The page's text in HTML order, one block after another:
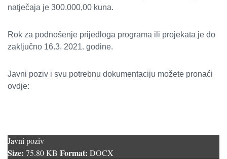
natječaja je 300.000,00 kuna.
Rok za podnošenje prijedloga programa ili projekata je do
zaključno 16.3. 2021. godine.
Javni poziv i svu potrebnu dokumentaciju možete pronaći
ovdje:
Javni poziv
Size: 75.80 KB Format: DOCX